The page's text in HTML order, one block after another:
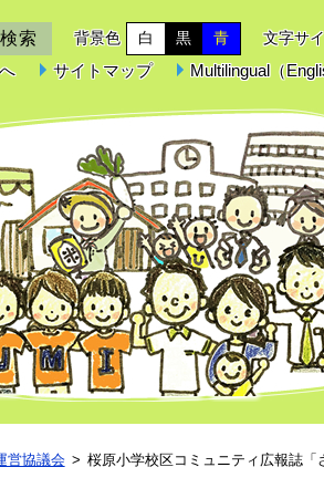
背景色 白 黒 青 文字サ
サイトマップ Multilingual（
議会
営協議会
桜原小学校区コミュニティ広報誌「